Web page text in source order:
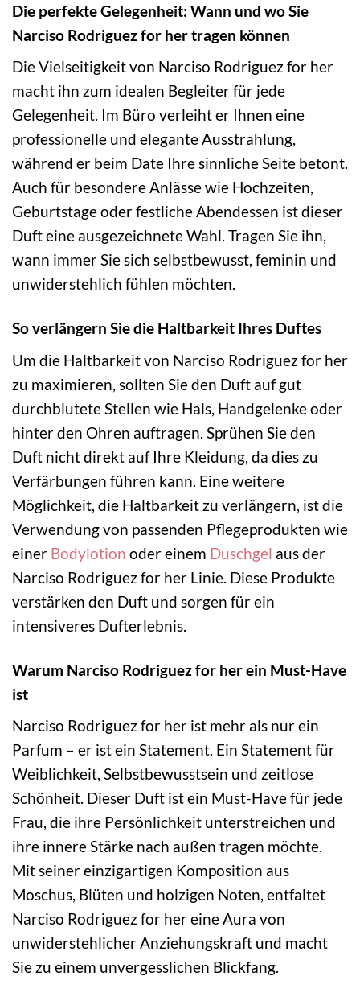
Die perfekte Gelegenheit: Wann und wo Sie
Narciso Rodriguez for her tragen können
Die Vielseitigkeit von Narciso Rodriguez for her
macht ihn zum idealen Begleiter für jede
Gelegenheit. Im Büro verleiht er Ihnen eine
professionelle und elegante Ausstrahlung,
während er beim Date Ihre sinnliche Seite betont.
Auch für besondere Anlässe wie Hochzeiten,
Geburtstage oder festliche Abendessen ist dieser
Duft eine ausgezeichnete Wahl. Tragen Sie ihn,
wann immer Sie sich selbstbewusst, feminin und
unwiderstehlich fühlen möchten.
So verlängern Sie die Haltbarkeit Ihres Duftes
Um die Haltbarkeit von Narciso Rodriguez for her
zu maximieren, sollten Sie den Duft auf gut
durchblutete Stellen wie Hals, Handgelenke oder
hinter den Ohren auftragen. Sprühen Sie den
Duft nicht direkt auf Ihre Kleidung, da dies zu
Verfärbungen führen kann. Eine weitere
Möglichkeit, die Haltbarkeit zu verlängern, ist die
Verwendung von passenden Pflegeprodukten wie
einer Bodylotion oder einem Duschgel aus der
Narciso Rodriguez for her Linie. Diese Produkte
verstärken den Duft und sorgen für ein
intensiveres Dufterlebnis.
Warum Narciso Rodriguez for her ein Must-Have
ist
Narciso Rodriguez for her ist mehr als nur ein
Parfum – er ist ein Statement. Ein Statement für
Weiblichkeit, Selbstbewusstsein und zeitlose
Schönheit. Dieser Duft ist ein Must-Have für jede
Frau, die ihre Persönlichkeit unterstreichen und
ihre innere Stärke nach außen tragen möchte.
Mit seiner einzigartigen Komposition aus
Moschus, Blüten und holzigen Noten, entfaltet
Narciso Rodriguez for her eine Aura von
unwiderstehlicher Anziehungskraft und macht
Sie zu einem unvergesslichen Blickfang.